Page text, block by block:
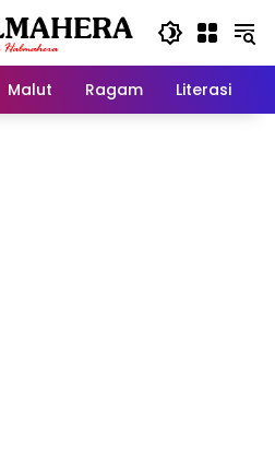
Malut Ragam Literasi